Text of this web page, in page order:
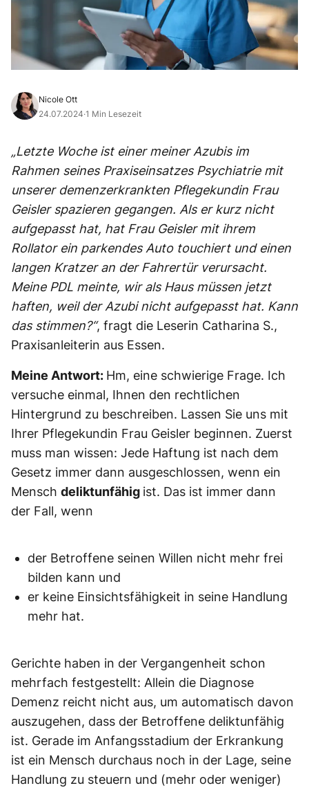
Nicole Ott
24.07.2024·1 Min Lesezeit
„Letzte Woche ist einer meiner Azubis im
Rahmen seines Praxiseinsatzes Psychiatrie mit
unserer demenzerkrankten Pflegekundin Frau
Geisler spazieren gegangen. Als er kurz nicht
aufgepasst hat, hat Frau Geisler mit ihrem
Rollator ein parkendes Auto touchiert und einen
langen Kratzer an der Fahrertür verursacht.
Meine PDL meinte, wir als Haus müssen jetzt
haften, weil der Azubi nicht aufgepasst hat. Kann
das stimmen?“, fragt die Leserin Catharina S.,
Praxisanleiterin aus Essen.
Meine Antwort: Hm, eine schwierige Frage. Ich
versuche einmal, Ihnen den rechtlichen
Hintergrund zu beschreiben. Lassen Sie uns mit
Ihrer Pflegekundin Frau Geisler beginnen. Zuerst
muss man wissen: Jede Haftung ist nach dem
Gesetz immer dann ausgeschlossen, wenn ein
Mensch deliktunfähig ist. Das ist immer dann
der Fall, wenn
der Betroffene seinen Willen nicht mehr frei
bilden kann und
er keine Einsichtsfähigkeit in seine Handlung
mehr hat.
Gerichte haben in der Vergangenheit schon
mehrfach festgestellt: Allein die Diagnose
Demenz reicht nicht aus, um automatisch davon
auszugehen, dass der Betroffene deliktunfähig
ist. Gerade im Anfangsstadium der Erkrankung
ist ein Mensch durchaus noch in der Lage, seine
Handlung zu steuern und (mehr oder weniger)